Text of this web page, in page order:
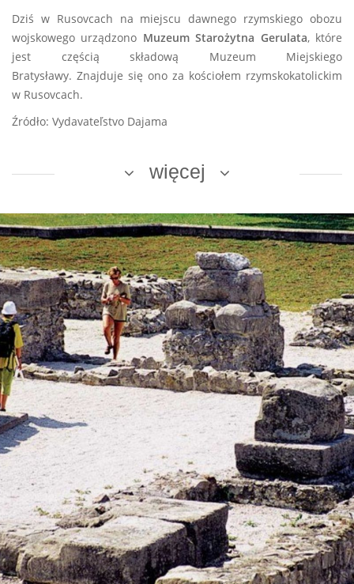
Dziś w Rusovcach na miejscu dawnego rzymskiego obozu
wojskowego urządzono Muzeum Starożytna Gerulata, które
jest częścią składową Muzeum Miejskiego
Bratysławy. Znajduje się ono za kościołem rzymskokatolickim
w Rusovcach.
Źródło: Vydavateľstvo Dajama
więcej